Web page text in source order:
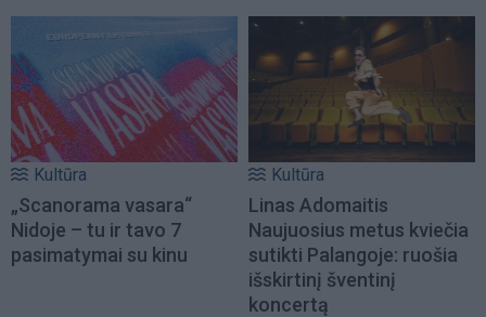
Kultūra
„Scanorama vasara“
Nidoje – tu ir tavo 7
pasimatymai su kinu
Kultūra
Linas Adomaitis
Naujuosius metus kviečia
sutikti Palangoje: ruošia
išskirtinį šventinį
koncertą